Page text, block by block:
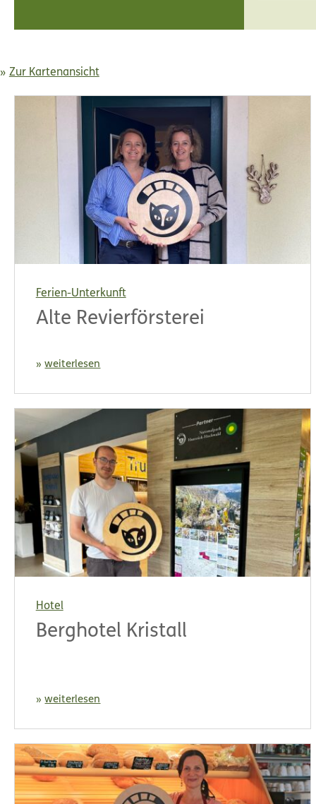
Zur Kartenansicht
Ferien-Unterkunft
Alte Revierförsterei
weiterlesen
Hotel
Berghotel Kristall
weiterlesen